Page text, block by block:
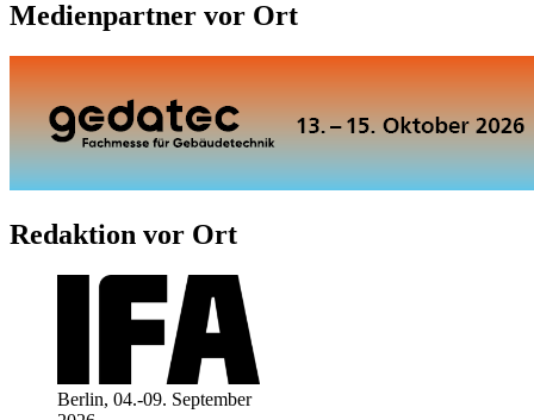
Medienpartner vor Ort
Redaktion vor Ort
Berlin, 04.-09. September